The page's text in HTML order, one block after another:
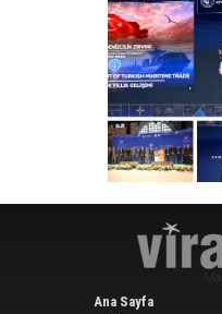
Ana Sayfa